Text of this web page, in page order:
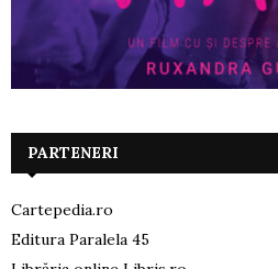
PARTENERI
Cartepedia.ro
Editura Paralela 45